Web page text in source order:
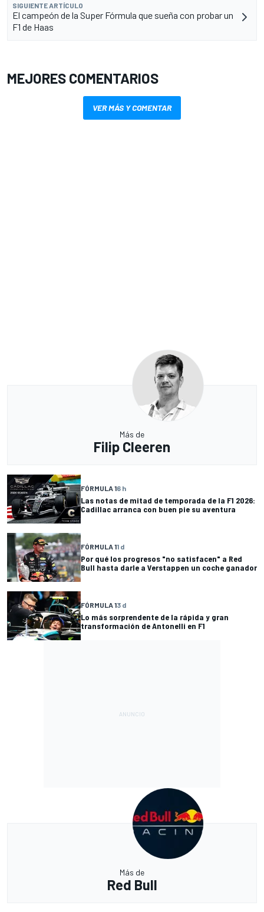
SIGUIENTE ARTÍCULO
El campeón de la Super Fórmula que sueña con probar un
F1 de Haas
MEJORES COMENTARIOS
VER MÁS Y COMENTAR
Más de
Filip Cleeren
FÓRMULA 16 h
Las notas de mitad de temporada de la F1 2026:
Cadillac arranca con buen pie su aventura
FÓRMULA 11 d
Por qué los progresos "no satisfacen" a Red
Bull hasta darle a Verstappen un coche ganador
FÓRMULA 13 d
Lo más sorprendente de la rápida y gran
transformación de Antonelli en F1
Más de
Red Bull